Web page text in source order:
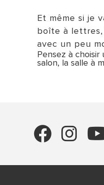
Et même si je
boîte à lettres,
avec un peu
Pensez à
salon, la salle à